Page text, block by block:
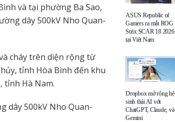
và tại phường Ba Sao,
dây 500kV Nho Quan-
cháy trên diện rộng từ
tỉnh Hòa Bình đến khu
tỉnh Hà Nam.
dây 500kV Nho Quan-
ASUS Republic of
Gamers ra mắt ROG
Strix SCAR 18 2026
tại Việt Nam
Dropbox mở rộng hệ
sinh thái AI với
ChatGPT, Claude, và
Gemini